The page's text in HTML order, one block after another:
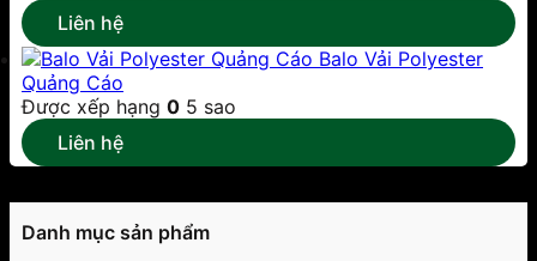
Liên hệ
Balo Vải Polyester
Quảng Cáo
Được xếp hạng 0 5 sao
Liên hệ
Danh mục sản phẩm